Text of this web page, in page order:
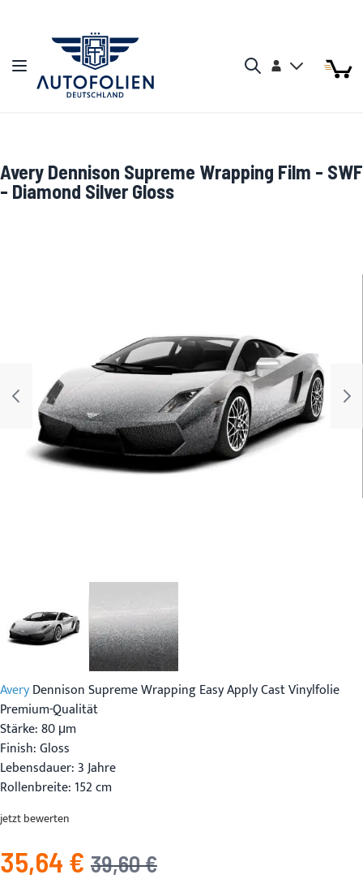
Navigation umschalten Konto Mein
AveryDennison Supreme Wrapping Easy Apply Cast Vinylfolie
Premium-Qualität
Stärke: 80 μm
Finish: Gloss
Lebensdauer: 3 Jahre
Rollenbreite: 152 cm
Avery Dennison Supreme Wrapping Film - SWF
- Diamond Silver Gloss
jetzt bewerten
Angebotspreis
35,64 € UVP
39,60 €